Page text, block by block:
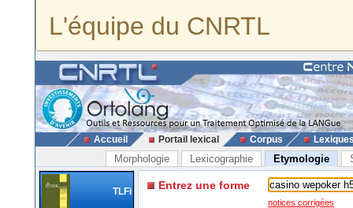
L'équipe du CNRTL
Accueil Portail lexical Corpus
Morphologie Lexicographie Etymologie
TLFi Entrez une forme
notices corrigées